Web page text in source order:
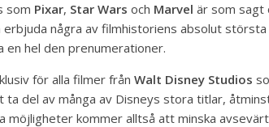
som Pixar, Star Wars och Marvel är som sagt
några av filmhistoriens absolut
hel den prenumerationer.
för alla filmer från Walt Disney Studios
ta del av många av Disneys stora titlar,
möjligheter kommer alltså att minska